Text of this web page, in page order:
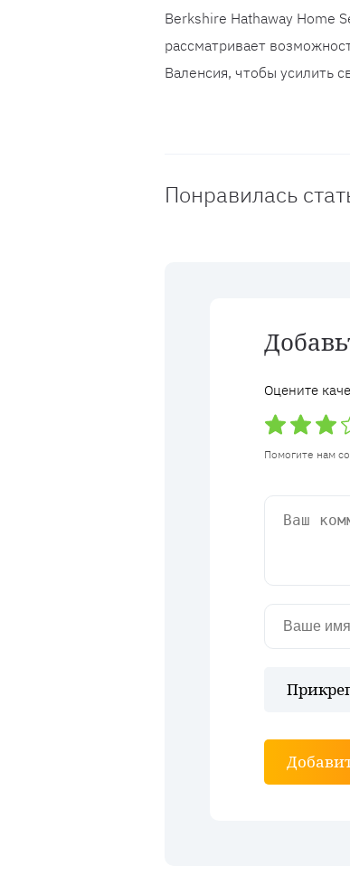
Berkshire Hathaway Home
рассматривает
Валенсия, чтобы усилить
Понравилась
Оцените
Помогите нам